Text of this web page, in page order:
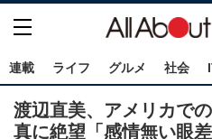
連載 ライフ グルメ 社会
渡辺直美、アメリカで
真に絶望「感情無い眼差